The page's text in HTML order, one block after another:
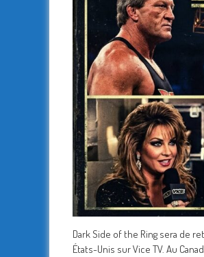
Dark Side of the Ring sera de
États-Unis sur Vice TV. Au